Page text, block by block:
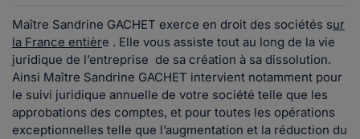
Maître Sandrine GACHET exerce en droit des sociétés sur
la France entière . Elle vous assiste tout au long de la vie
juridique de l’entreprise de sa création à sa dissolution.
Ainsi Maître Sandrine GACHET intervient notamment pour
le suivi juridique annuelle de votre société telle que les
approbations des comptes, et pour toutes les opérations
exceptionnelles telle que l’augmentation et la réduction du